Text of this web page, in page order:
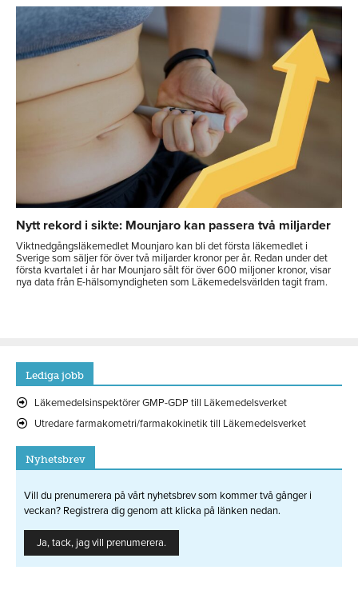
Nytt rekord i sikte: Mounjaro kan passera två miljarder
Viktnedgångsläkemedlet Mounjaro kan bli det första läkemedlet i
Sverige som säljer för över två miljarder kronor per år. Redan under det
första kvartalet i år har Mounjaro sålt för över 600 miljoner kronor, visar
nya data från E-hälsomyndigheten som Läkemedelsvärlden tagit fram.
Lediga jobb
Läkemedelsinspektörer GMP-GDP till Läkemedelsverket
Utredare farmakometri/farmakokinetik till Läkemedelsverket
Nyhetsbrev
Vill du prenumerera på vårt nyhetsbrev som kommer två gånger i
veckan? Registrera dig genom att klicka på länken nedan.
Ja, tack, jag vill prenumerera.